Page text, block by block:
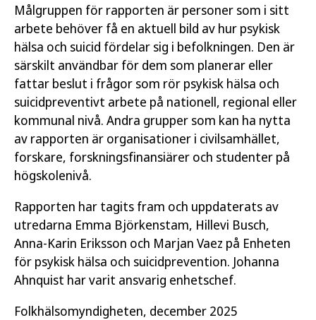
Målgruppen för rapporten är personer som i sitt
arbete behöver få en aktuell bild av hur psykisk
hälsa och suicid fördelar sig i befolkningen. Den är
särskilt användbar för dem som planerar eller
fattar beslut i frågor som rör psykisk hälsa och
suicidpreventivt arbete på nationell, regional eller
kommunal nivå. Andra grupper som kan ha nytta
av rapporten är organisationer i civilsamhället,
forskare, forskningsfinansiärer och studenter på
högskolenivå.
Rapporten har tagits fram och uppdaterats av
utredarna Emma Björkenstam, Hillevi Busch,
Anna-Karin Eriksson och Marjan Vaez på Enheten
för psykisk hälsa och suicidprevention. Johanna
Ahnquist har varit ansvarig enhetschef.
Folkhälsomyndigheten, december 2025